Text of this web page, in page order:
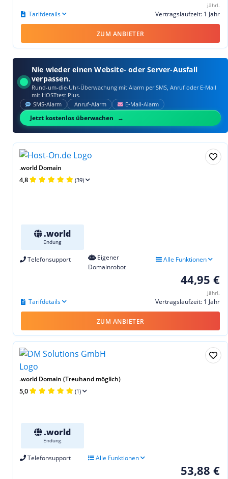
jährl.
Vertragslaufzeit: 1 Jahr
Tarifdetails
ZUM ANBIETER
Nie wieder einen Website- oder Server-Ausfall
verpassen.
Rund-um-die-Uhr-Überwachung mit Alarm per SMS, Anruf oder E‑Mail
mit HOSTtest Plus.
SMS‑Alarm Anruf‑Alarm E‑Mail‑Alarm
Jetzt kostenlos überwachen
.world Domain
4,8 (39)
.world
Endung
Telefonsupport
Eigener
Domainrobot
Alle Funktionen
44,95 €
jährl.
Vertragslaufzeit: 1 Jahr
Tarifdetails
ZUM ANBIETER
.world Domain (Treuhand möglich)
5,0 (1)
.world
Endung
Telefonsupport Alle Funktionen
53,88 €